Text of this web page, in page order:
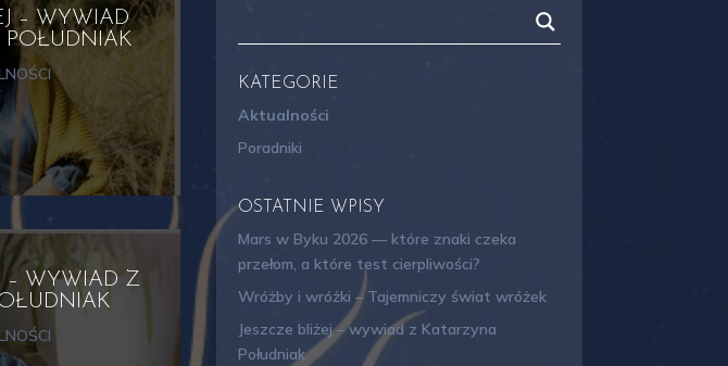
z kosmicznego wszechświata, aby lepiej zrozumieć swój własny
duszy.
– WYWIAD
– WYWIAD Z
KATEGORIE
Aktualności
Poradniki
OSTATNIE WPISY
Mars w Byku 2026 — które znaki czeka
przełom, a które test cierpliwości?
Wróżby i wróżki – Tajemniczy świat wróżek
Jeszcze bliżej – wywiad z Katarzyna
Południak